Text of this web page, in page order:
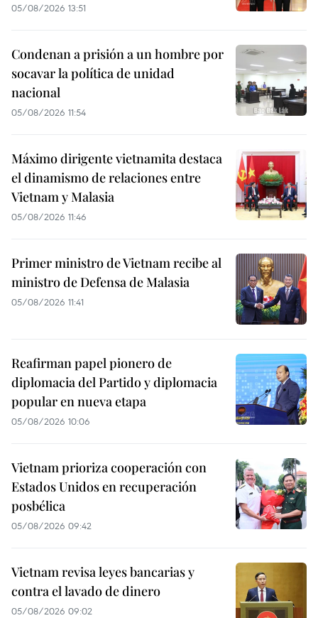
05/08/2026 13:51
Condenan a prisión a un hombre por
socavar la política de unidad
nacional
05/08/2026 11:54
Máximo dirigente vietnamita destaca
el dinamismo de relaciones entre
Vietnam y Malasia
05/08/2026 11:46
Primer ministro de Vietnam recibe al
ministro de Defensa de Malasia
05/08/2026 11:41
Reafirman papel pionero de
diplomacia del Partido y diplomacia
popular en nueva etapa
05/08/2026 10:06
Vietnam prioriza cooperación con
Estados Unidos en recuperación
posbélica
05/08/2026 09:42
Vietnam revisa leyes bancarias y
contra el lavado de dinero
05/08/2026 09:02